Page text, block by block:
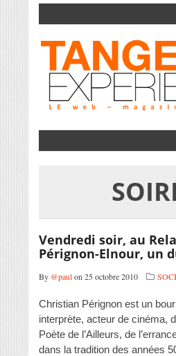
Vendredi soir, au
Pérignon-Elnour, un
By @paulon 25 octobre 2010
Christian Pérignon est un
interprète, acteur de cinéma,
Poète de l’Ailleurs, de
dans la tradition des années